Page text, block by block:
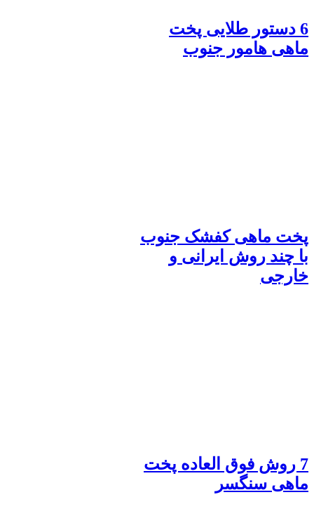
6 دستور طلایی پخت
ماهی هامور جنوب
پخت ماهی کفشک جنوب
با چند روش ایرانی و
خارجی
7 روش فوق العاده پخت
ماهی سنگسر